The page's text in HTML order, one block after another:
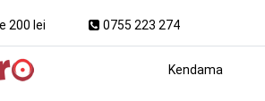
200 lei 0755 223 274
Kendama